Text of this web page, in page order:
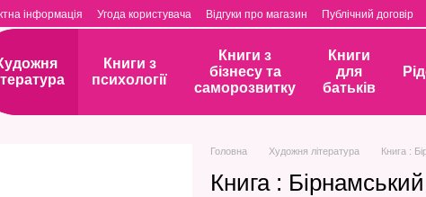
інформація Угода користувача Відгуки про магазин Публічний договір
Книги з
психології
Книги з
бізнесу та
саморозвитку
Книги
для
батьків
Головна Художня література Книга :
Книга :